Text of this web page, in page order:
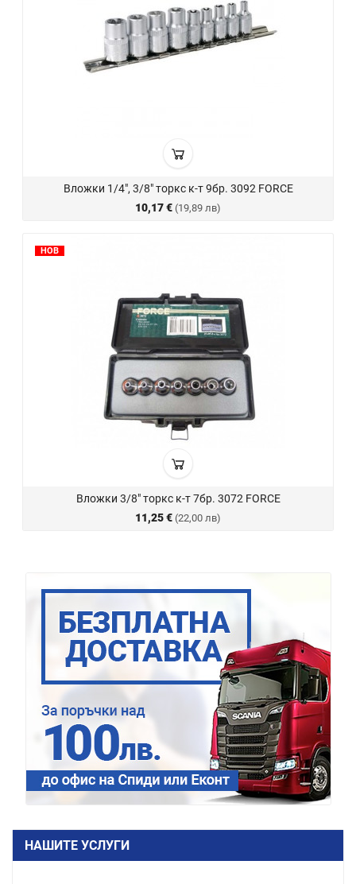
Вложки 1/4", 3/8" торкс к-т 9бр. 3092 FORCE
10,17 € (19,89 лв)
НОВ
Вложки 3/8" торкс к-т 7бр. 3072 FORCE
11,25 € (22,00 лв)
НАШИТЕ УСЛУГИ